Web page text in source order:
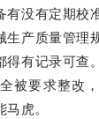
有没有定期校
生产质量管理
得有记录可查
被要求整改
虎。